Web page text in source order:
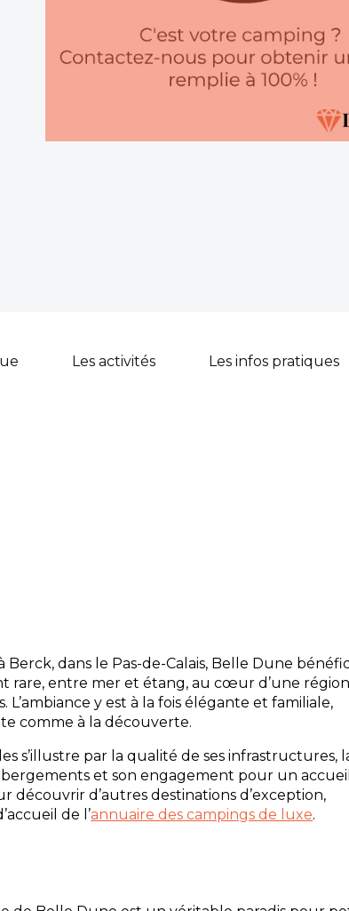
Les activités Les infos pratiques
Berck, dans le Pas-de-Calais, Belle Dune
rare, entre mer et étang, au cœur d’une région
L’ambiance y est à la fois élégante et familiale,
comme à la découverte.
s’illustre par la qualité de ses infrastructures,
et son engagement pour un accueil
découvrir d’autres destinations d’exception,
de l’annuaire des campings de luxe.